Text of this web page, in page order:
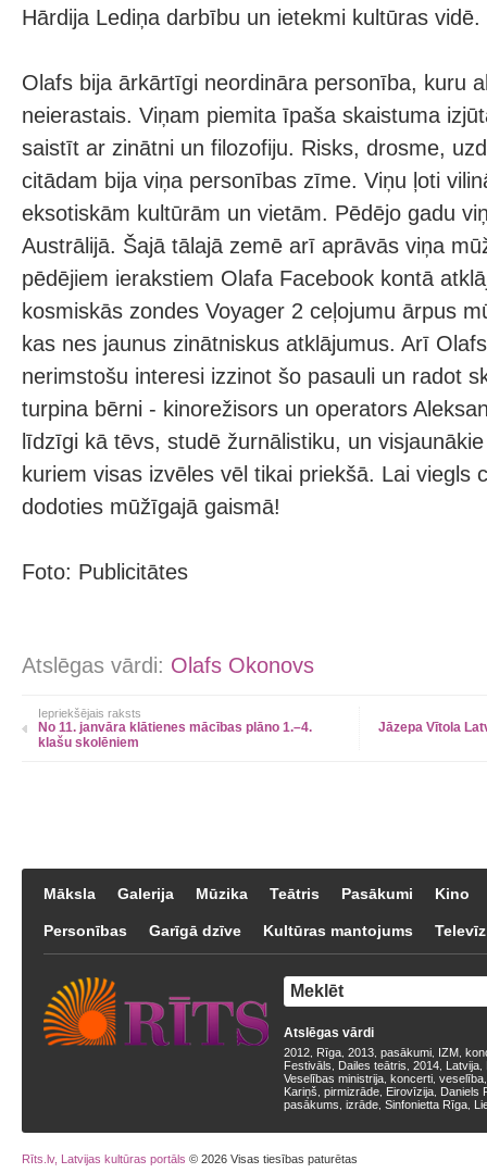
Hārdija Lediņa darbību un ietekmi kultūras vidē.
Olafs bija ārkārtīgi neordināra personība, kuru
neierastais. Viņam piemita īpaša skaistuma
saistīt ar zinātni un filozofiju. Risks, drosme,
citādam bija viņa personības zīme. Viņu ļoti
eksotiskām kultūrām un vietām. Pēdējo gadu
Austrālijā. Šajā tālajā zemē arī aprāvās viņa
pēdējiem ierakstiem Olafa Facebook kontā
kosmiskās zondes Voyager 2 ceļojumu ārpus
kas nes jaunus zinātniskus atklājumus. Arī
nerimstošu interesi izzinot šo pasauli un radot
turpina bērni - kinorežisors un operators
līdzīgi kā tēvs, studē žurnālistiku, un
kuriem visas izvēles vēl tikai priekšā. Lai viegls
dodoties mūžīgajā gaismā!
Foto: Publicitātes
Atslēgas vārdi: Olafs Okonovs
Iepriekšējais raksts
No 11. janvāra klātienes mācības plāno 1.–4.
klašu skolēniem
Jāzepa Vītola
Māksla Galerija Mūzika Teātris Pasākumi Kino
Personības Garīgā dzīve Kultūras mantojums
Atslēgas vārdi
2012 Rīga 2013 pasākumi IZM
Festivāls
Dailes teātris 2014 Latvija
Veselības ministrija koncerti veselība
Kariņš pirmizrāde Eirovīzija Daniels
pasākums izrāde Sinfonietta Rīga
Rīts.lv, Latvijas kultūras portāls © 2026 Visas tiesības paturētas